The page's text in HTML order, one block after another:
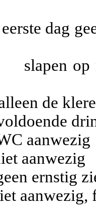
eerste dag
slapen
de
aanwezig
aanwezig
ernstig
aanwezig,